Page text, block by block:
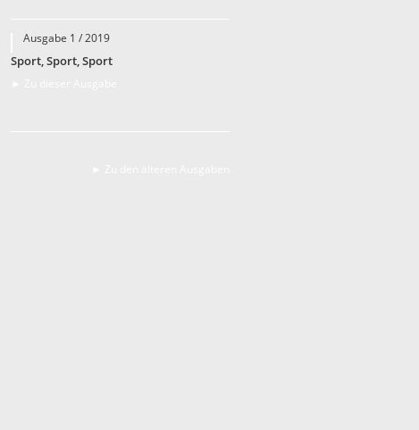
Ausgabe 1 / 2019
Sport, Sport, Sport